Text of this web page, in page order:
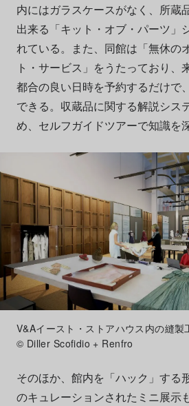
内にはガラスケースがなく、所蔵
出来る「キット・オブ・パーツ」
れている。また、同館は「無休の
ト・サービス」をうたっており、
都合の良い日時を予約するだけで
できる。収蔵品に関する解説シス
め、セルフガイドツアーで知識を
V&Aイースト・ストアハウス内の縫
© Diller Scofidio + Renfro
そのほか、館内を「ハック」する
のキュレーションされたミニ展示